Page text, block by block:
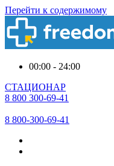
Перейти к содержимому
00:00 - 24:00
СТАЦИОНАР
8 800 300-69-41
8 800-300-69-41